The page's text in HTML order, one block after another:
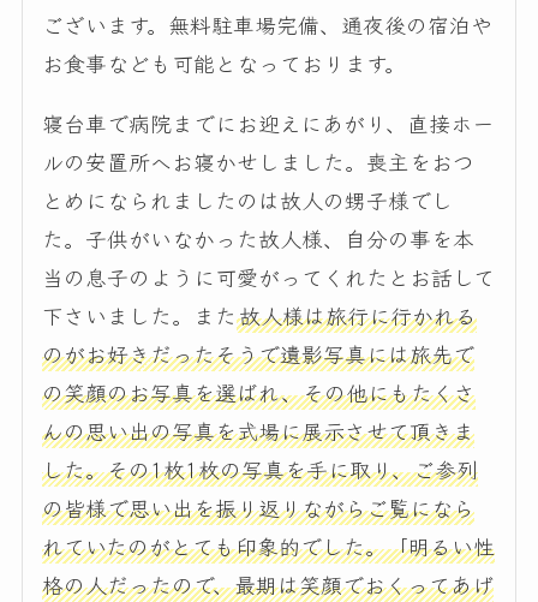
ございます。無料駐車場完備、通夜後の宿泊や
お食事なども可能となっております。
寝台車で病院までにお迎えにあがり、直接ホー
ルの安置所へお寝かせしました。喪主をおつ
とめになられましたのは故人の甥子様でし
た。子供がいなかった故人様、自分の事を本
当の息子のように可愛がってくれたとお話して
下さいました。また故人様は旅行に行かれる
のがお好きだったそうで遺影写真には旅先で
の笑顔のお写真を選ばれ、その他にもたくさ
んの思い出の写真を式場に展示させて頂きま
した。その1枚1枚の写真を手に取り、ご参列
の皆様で思い出を振り返りながらご覧になら
れていたのがとても印象的でした。「明るい性
格の人だったので、最期は笑顔でおくってあげ